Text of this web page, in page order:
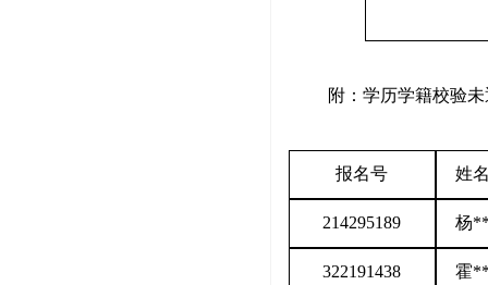
附：学历学籍校验
报名号 姓
214295189 杨
322191438 霍